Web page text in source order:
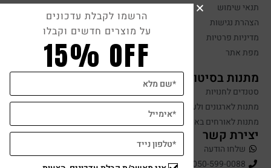
תנאי שימוש
הצהרת נגישות
מדיניות פרטיות
מפת אתר
מתנות בסיטונאות
סטנדים לחנויות
מתנות לארגונים ולעובדים
מתנות לאורחים באירועים
יצירת קשר
שלחו הודעה
050-599-0088
הרשמו לקבלת עדכונים
על מוצרים חדשים וקבלו
15% OFF